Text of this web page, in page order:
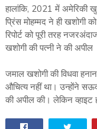
हालांकि, 2021 में अमेरिकी
प्रिंस मोहम्मद ने ही खशोगी
रिपोर्ट को पूरी तरह
खशोगी की पत्नी ने की अपील
जमाल खशोगी की विधवा
औचित्य नहीं था। उन्होंने
की अपील की। लेकिन व्हाइट